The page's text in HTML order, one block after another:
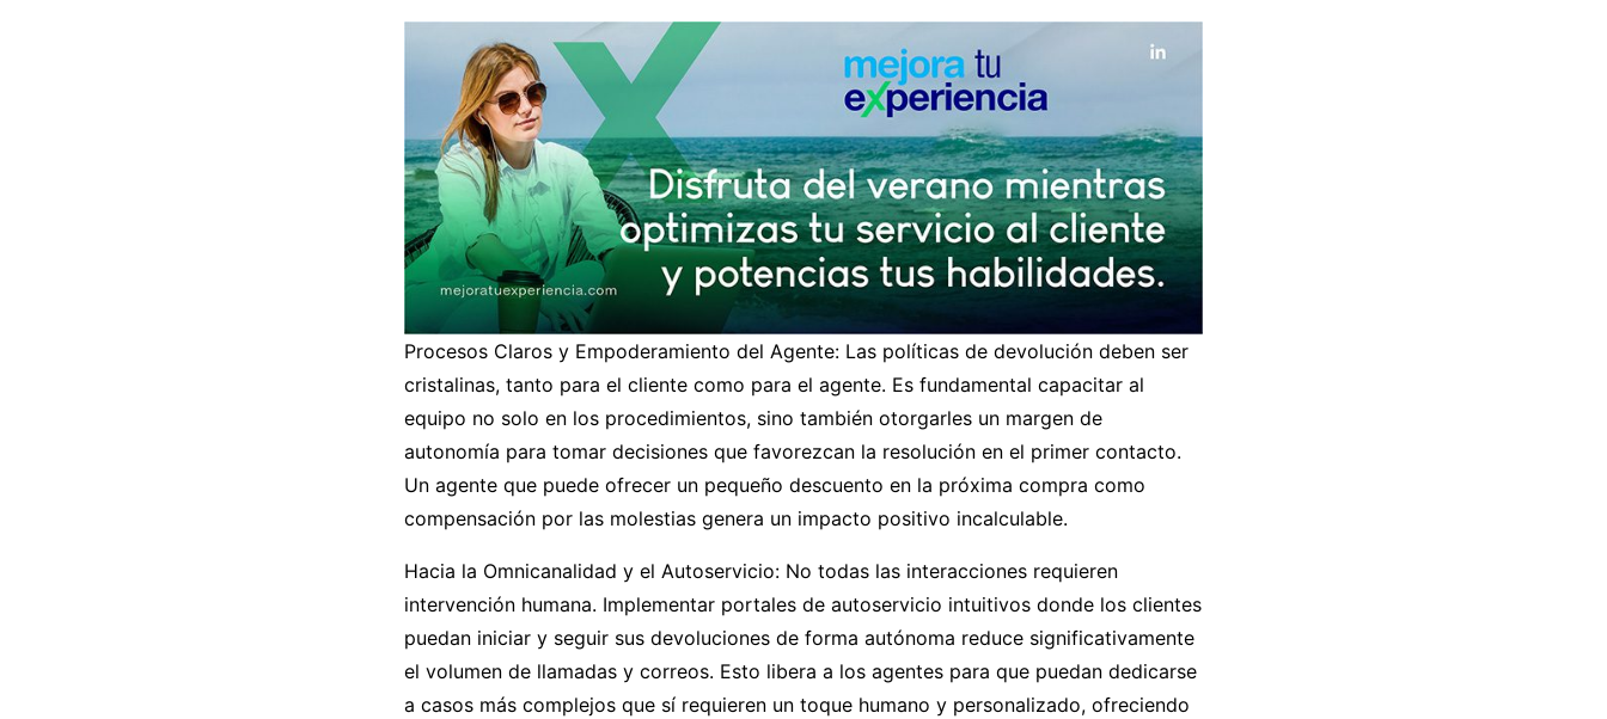
Procesos Claros y Empoderamiento del Agente: Las políticas de devolución deben ser
cristalinas, tanto para el cliente como para el agente. Es fundamental capacitar al
equipo no solo en los procedimientos, sino también otorgarles un margen de
autonomía para tomar decisiones que favorezcan la resolución en el primer contacto.
Un agente que puede ofrecer un pequeño descuento en la próxima compra como
compensación por las molestias genera un impacto positivo incalculable.
Hacia la Omnicanalidad y el Autoservicio: No todas las interacciones requieren
intervención humana. Implementar portales de autoservicio intuitivos donde los clientes
puedan iniciar y seguir sus devoluciones de forma autónoma reduce significativamente
el volumen de llamadas y correos. Esto libera a los agentes para que puedan dedicarse
a casos más complejos que sí requieren un toque humano y personalizado, ofreciendo